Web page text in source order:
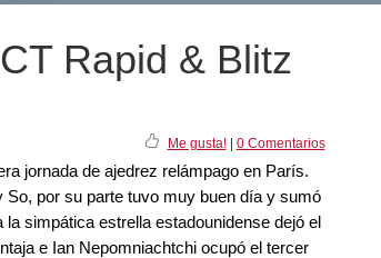
Rapid & Blitz
Me gusta!| 0 Comentarios
jornada de ajedrez relámpago en París.
por su parte tuvo muy buen día y sumó
simpática estrella estadounidense dejó el
e Ian Nepomniachtchi ocupó el tercer